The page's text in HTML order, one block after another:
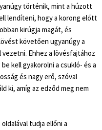
történik, mint a húzott
lendíteni, hogy a korong előtt
kirúgja magát, és
követően ugyanúgy a
Ehhez a lövésfajtához
kell gyakorolni a csukló- és a
és nagy erő, szóval
ki, amíg az edződ meg nem
tudja ellőni a